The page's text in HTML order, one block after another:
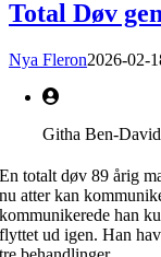
Total Døv
Nya Fleron2026-02-
Githa Ben-David
En totalt døv 89 årig
nu atter kan
kommunikerede han
flyttet ud igen. Han